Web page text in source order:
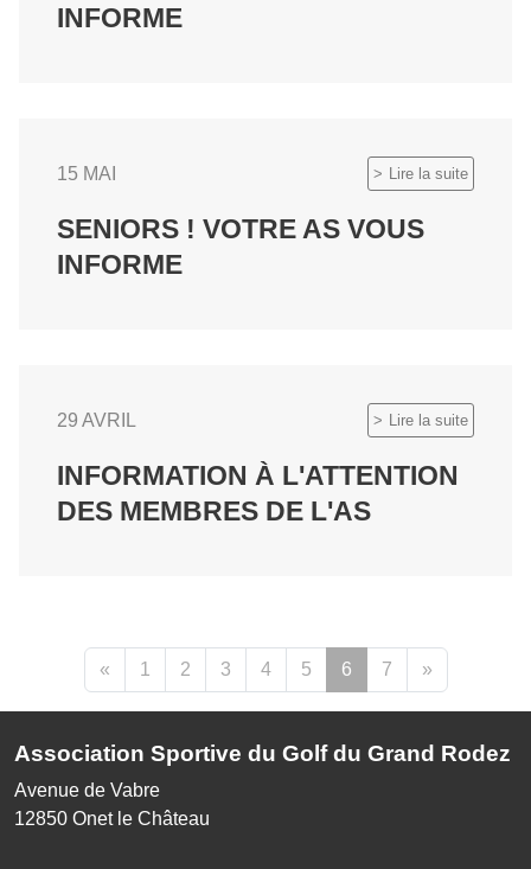
INFORME
Lire la suite
15 MAI
SENIORS ! VOTRE AS VOUS
INFORME
Lire la suite
29 AVRIL
INFORMATION À L'ATTENTION
DES MEMBRES DE L'AS
« 1 2 3 4 5 6 7 »
Association Sportive du Golf du Grand Rodez
Avenue de Vabre
12850 Onet le Château